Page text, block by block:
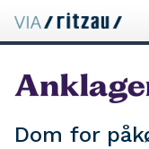
Dom for